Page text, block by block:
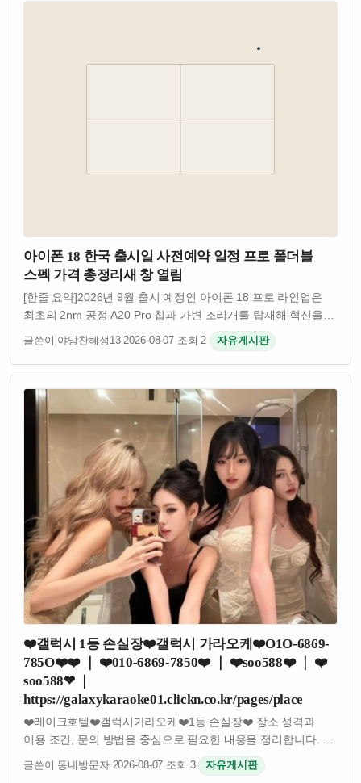
아이폰 18 한국 출시일 사전예약 일정 프로 폴더블
스펙 가격 총정리새 창 열림
[한줄 요약]2026년 9월 출시 예정인 아이폰 18 프로 라인업은
최초의 2nm 공정 A20 Pro 칩과 가변 조리개를 탑재해 혁신을
예고했으나, 일반 모델은 2027년 상반기로 출시가 연기되는
이원화 전략이 유력하므로 현재 사용 기기 상태에 따른 냉정한
선택이 필수…
글쓴이 야망찬혜성13·2026-08-07·조회 2· 자유게시판
❤️갤럭시 1등 손실장❤️갤럭시 가라오케❤️O1O-6869-
785O❤️❤️ ｜ ❤️010-6869-7850❤️ ｜ ❤️soo588❤️ ｜ ❤️
soo588❤ ｜
https://galaxykaraoke01.clickn.co.kr/pages/place
❤️레이크호텔❤️갤럭시가라오케❤️1등 손실장❤️ 장소 성격과
이용 조건, 문의 방법을 중심으로 필요한 내용을 정리합니다. ❤
잠실가라오케❤송파가라오케❤방이가라오케❤가락가라오케❤,
❤레이크호텔❤갤럭시가라오케❤1등 손실장❤처럼 선택지가
글쓴이 동네방문자·2026-08-07·조회 3· 자유게시판